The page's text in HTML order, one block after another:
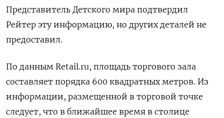
Представитель Детского мира подтвердил
Рейтер эту информацию, но других деталей не
предоставил.
По данным Retail.ru, площадь торгового зала
составляет порядка 600 квадратных метров. Из
информации, размещенной в торговой точке
следует, что в ближайшее время в столице